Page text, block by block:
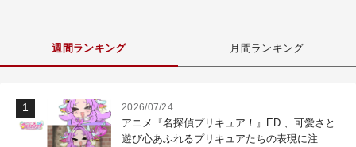
週間ランキング 月間ランキング
2026/07/24
アニメ『名探偵プリキュア！』ED 、可愛さと
遊び心あふれるプリキュアたちの表現に注